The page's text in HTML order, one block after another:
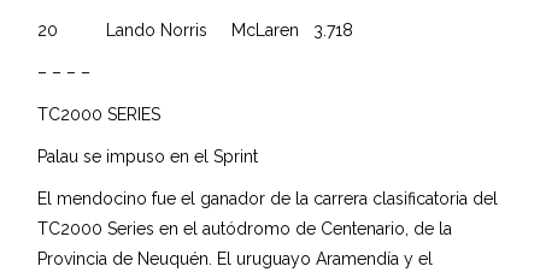
20 Lando Norris McLaren 3.718
– – – –
TC2000 SERIES
Palau se impuso en el Sprint
El mendocino fue el ganador de la carrera clasificatoria del
TC2000 Series en el autódromo de Centenario, de la
Provincia de Neuquén. El uruguayo Aramendía y el